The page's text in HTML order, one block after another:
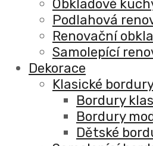
Obkladové
Podlahová
Renovační
Samolepící
Dekorace
Klasické
Bordury
Bordury
Dětské